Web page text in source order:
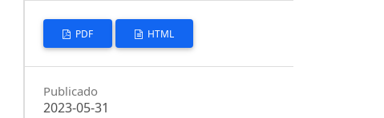
PDF HTML
Publicado
2023-05-31